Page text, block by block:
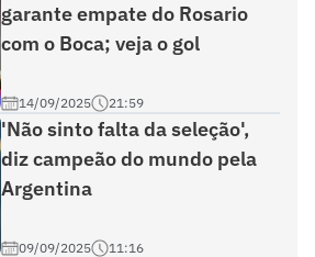
garante empate do Rosario
com o Boca; veja o gol
14/09/2025 21:59
'Não sinto falta da seleção',
diz campeão do mundo pela
Argentina
09/09/2025 11:16